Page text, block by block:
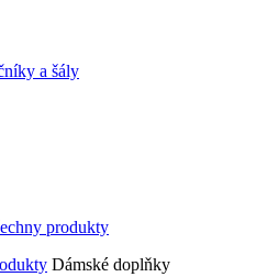
a šály
Dámské doplňky